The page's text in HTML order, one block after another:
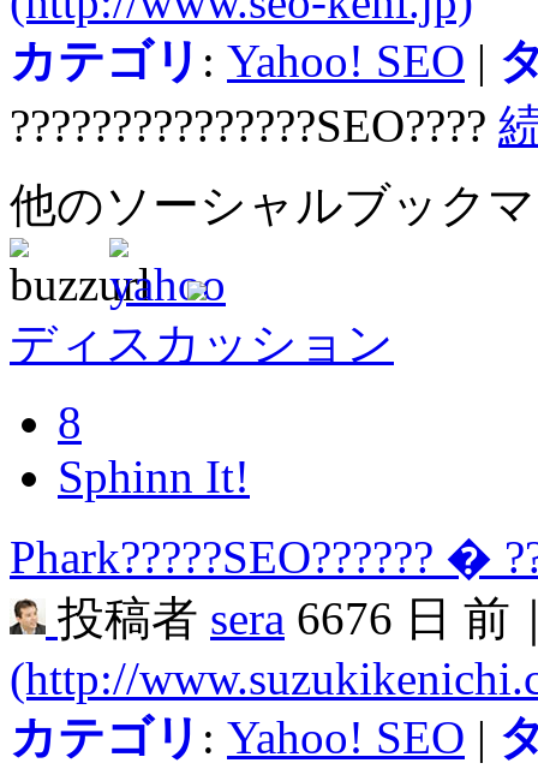
カテゴリ : Yahoo! SEO |
???????????????SEO????
他のソーシャルブック
ディスカッション
8
Sphinn It!
Phark?????SEO?????? �
投稿者 sera 6676 日 前
(http://
カテゴリ : Yahoo! SEO |